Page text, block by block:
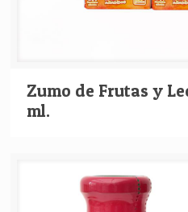
Zumo de Frutas y
ml.